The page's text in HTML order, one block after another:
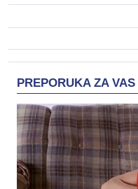
PREPORUKA ZA VAS